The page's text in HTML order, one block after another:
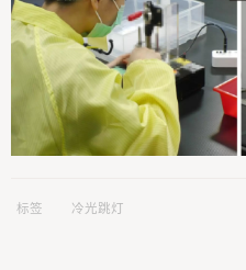
标签 冷光跳灯